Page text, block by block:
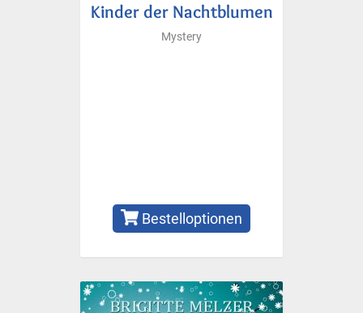
Kinder der Nachtblumen
Mystery
Bestelloptionen